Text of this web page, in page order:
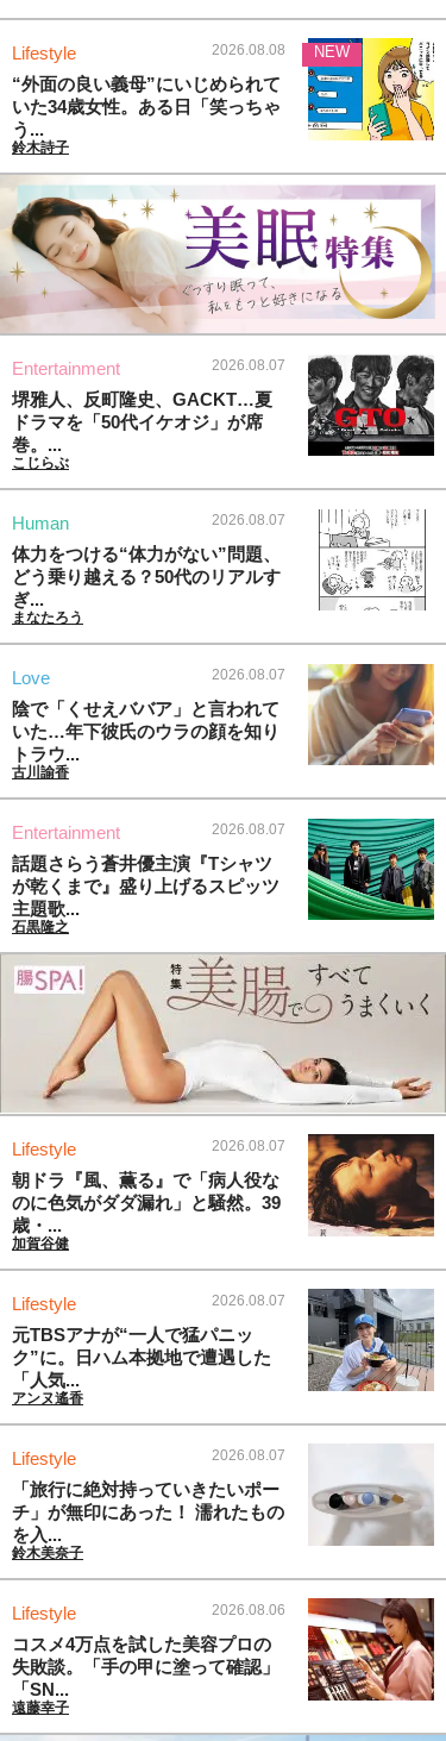
Lifestyle 2026.08.08
“外面の良い義母”にいじめられて
いた34歳女性。ある日「笑っちゃ
う...
鈴木詩子
NEW
Entertainment 2026.08.07
堺雅人、反町隆史、GACKT…夏
ドラマを「50代イケオジ」が席
巻。...
こじらぶ
Human 2026.08.07
体力をつける“体力がない”問題、
どう乗り越える？50代のリアルす
ぎ...
まなたろう
Love 2026.08.07
陰で「くせえババア」と言われて
いた…年下彼氏のウラの顔を知り
トラウ...
古川諭香
Entertainment 2026.08.07
話題さらう蒼井優主演『Tシャツ
が乾くまで』盛り上げるスピッツ
主題歌...
石黒隆之
Lifestyle 2026.08.07
朝ドラ『風、薫る』で「病人役な
のに色気がダダ漏れ」と騒然。39
歳・...
加賀谷健
Lifestyle 2026.08.07
元TBSアナが“一人で猛パニッ
ク”に。日ハム本拠地で遭遇した
「人気...
アンヌ遙香
Lifestyle 2026.08.07
「旅行に絶対持っていきたいポー
チ」が無印にあった！ 濡れたもの
を入...
鈴木美奈子
Lifestyle 2026.08.06
コスメ4万点を試した美容プロの
失敗談。「手の甲に塗って確認」
「SN...
遠藤幸子